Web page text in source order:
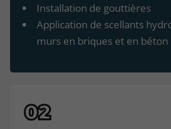
Installation de gouttières
Application de scellants
murs en briques et en béton